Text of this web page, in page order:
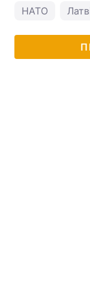
НАТО